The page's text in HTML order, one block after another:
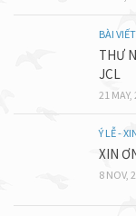
BÀI
THƯ
JCL
21 MAY,
Ý LỄ -
XIN
8 NOV,